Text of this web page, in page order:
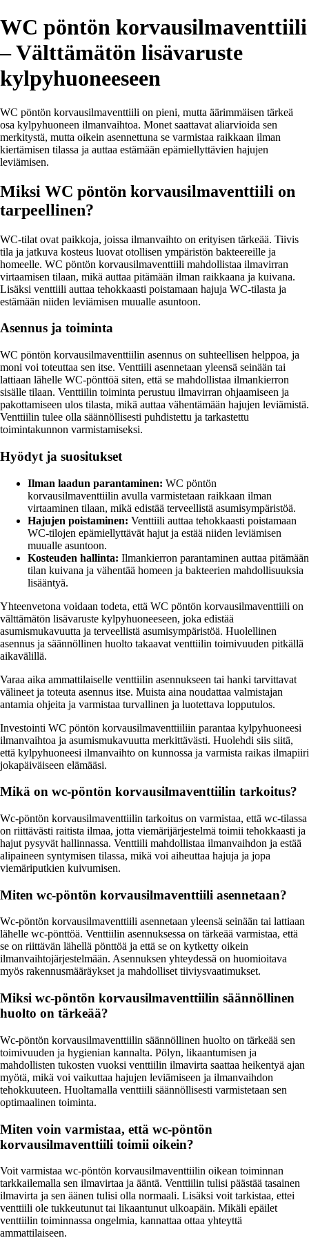
WC pöntön korvausilmaventtiili
– Välttämätön lisävaruste
kylpyhuoneeseen
WC pöntön korvausilmaventtiili on pieni, mutta äärimmäisen tärkeä
osa kylpyhuoneen ilmanvaihtoa. Monet saattavat aliarvioida sen
merkitystä, mutta oikein asennettuna se varmistaa raikkaan ilman
kiertämisen tilassa ja auttaa estämään epämiellyttävien hajujen
leviämisen.
Miksi WC pöntön korvausilmaventtiili on
tarpeellinen?
WC-tilat ovat paikkoja, joissa ilmanvaihto on erityisen tärkeää. Tiivis
tila ja jatkuva kosteus luovat otollisen ympäristön bakteereille ja
homeelle. WC pöntön korvausilmaventtiili mahdollistaa ilmavirran
virtaamisen tilaan, mikä auttaa pitämään ilman raikkaana ja kuivana.
Lisäksi venttiili auttaa tehokkaasti poistamaan hajuja WC-tilasta ja
estämään niiden leviämisen muualle asuntoon.
Asennus ja toiminta
WC pöntön korvausilmaventtiilin asennus on suhteellisen helppoa, ja
moni voi toteuttaa sen itse. Venttiili asennetaan yleensä seinään tai
lattiaan lähelle WC-pönttöä siten, että se mahdollistaa ilmankierron
sisälle tilaan. Venttiilin toiminta perustuu ilmavirran ohjaamiseen ja
pakottamiseen ulos tilasta, mikä auttaa vähentämään hajujen leviämistä.
Venttiilin tulee olla säännöllisesti puhdistettu ja tarkastettu
toimintakunnon varmistamiseksi.
Hyödyt ja suositukset
Ilman laadun parantaminen: WC pöntön
korvausilmaventtiilin avulla varmistetaan raikkaan ilman
virtaaminen tilaan, mikä edistää terveellistä asumisympäristöä.
Hajujen poistaminen: Venttiili auttaa tehokkaasti poistamaan
WC-tilojen epämiellyttävät hajut ja estää niiden leviämisen
muualle asuntoon.
Kosteuden hallinta: Ilmankierron parantaminen auttaa pitämään
tilan kuivana ja vähentää homeen ja bakteerien mahdollisuuksia
lisääntyä.
Yhteenvetona voidaan todeta, että WC pöntön korvausilmaventtiili on
välttämätön lisävaruste kylpyhuoneeseen, joka edistää
asumismukavuutta ja terveellistä asumisympäristöä. Huolellinen
asennus ja säännöllinen huolto takaavat venttiilin toimivuuden pitkällä
aikavälillä.
Varaa aika ammattilaiselle venttiilin asennukseen tai hanki tarvittavat
välineet ja toteuta asennus itse. Muista aina noudattaa valmistajan
antamia ohjeita ja varmistaa turvallinen ja luotettava lopputulos.
Investointi WC pöntön korvausilmaventtiiliin parantaa kylpyhuoneesi
ilmanvaihtoa ja asumismukavuutta merkittävästi. Huolehdi siis siitä,
että kylpyhuoneesi ilmanvaihto on kunnossa ja varmista raikas ilmapiiri
jokapäiväiseen elämääsi.
Mikä on wc-pöntön korvausilmaventtiilin tarkoitus?
Wc-pöntön korvausilmaventtiilin tarkoitus on varmistaa, että wc-tilassa
on riittävästi raitista ilmaa, jotta viemärijärjestelmä toimii tehokkaasti ja
hajut pysyvät hallinnassa. Venttiili mahdollistaa ilmanvaihdon ja estää
alipaineen syntymisen tilassa, mikä voi aiheuttaa hajuja ja jopa
viemäriputkien kuivumisen.
Miten wc-pöntön korvausilmaventtiili asennetaan?
Wc-pöntön korvausilmaventtiili asennetaan yleensä seinään tai lattiaan
lähelle wc-pönttöä. Venttiilin asennuksessa on tärkeää varmistaa, että
se on riittävän lähellä pönttöä ja että se on kytketty oikein
ilmanvaihtojärjestelmään. Asennuksen yhteydessä on huomioitava
myös rakennusmääräykset ja mahdolliset tiiviysvaatimukset.
Miksi wc-pöntön korvausilmaventtiilin säännöllinen
huolto on tärkeää?
Wc-pöntön korvausilmaventtiilin säännöllinen huolto on tärkeää sen
toimivuuden ja hygienian kannalta. Pölyn, likaantumisen ja
mahdollisten tukosten vuoksi venttiilin ilmavirta saattaa heikentyä ajan
myötä, mikä voi vaikuttaa hajujen leviämiseen ja ilmanvaihdon
tehokkuuteen. Huoltamalla venttiili säännöllisesti varmistetaan sen
optimaalinen toiminta.
Miten voin varmistaa, että wc-pöntön
korvausilmaventtiili toimii oikein?
Voit varmistaa wc-pöntön korvausilmaventtiilin oikean toiminnan
tarkkailemalla sen ilmavirtaa ja ääntä. Venttiilin tulisi päästää tasainen
ilmavirta ja sen äänen tulisi olla normaali. Lisäksi voit tarkistaa, ettei
venttiili ole tukkeutunut tai likaantunut ulkoapäin. Mikäli epäilet
venttiilin toiminnassa ongelmia, kannattaa ottaa yhteyttä
ammattilaiseen.